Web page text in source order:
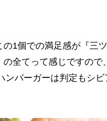
の1個での満足感が『三
全てって感じですので
ンバーガーは判定もシビ